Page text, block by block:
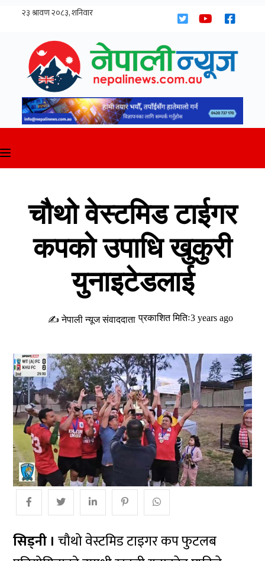
चौथो वेस्टमिड टाईगर
कपको उपाधि खुकुरी
युनाइटेडलाई
✍ नेपाली न्यूज संवाददाता प्रकाशित मितिः3 years ago
सिड्नी । चौथो वेस्टमिड टाइगर कप फुटलब